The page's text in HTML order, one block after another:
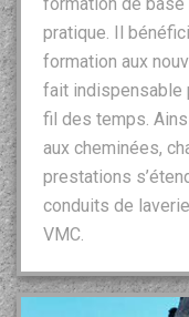
pratique. Il
formation aux
fait indispensable
fil des temps.
aux cheminées,
prestations
conduits de
VMC.